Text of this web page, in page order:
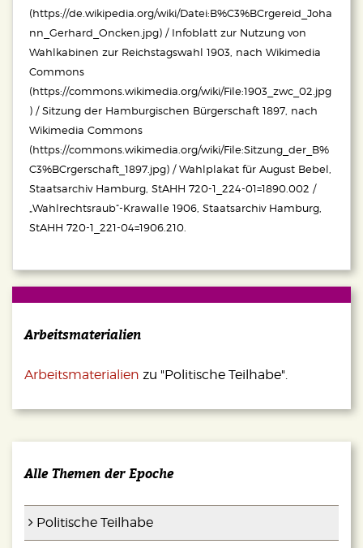
(https://de.wikipedia.org/wiki/Datei:B%C3%BCrgereid_Joha
nn_Gerhard_Oncken.jpg) / Infoblatt zur Nutzung von
Wahlkabinen zur Reichstagswahl 1903, nach Wikimedia
Commons
(https://commons.wikimedia.org/wiki/File:1903_zwc_02.jpg
) /Sitzung der Hamburgischen Bürgerschaft 1897, nach
Wikimedia Commons
(https://commons.wikimedia.org/wiki/File:Sitzung_der_B%
C3%BCrgerschaft_1897.jpg) /Wahlplakat für August Bebel,
Staatsarchiv Hamburg, StAHH 720-1_224-01=1890.002 /
„Wahlrechtsraub“-Krawalle 1906, Staatsarchiv Hamburg,
StAHH 720-1_221-04=1906.210.
Arbeitsmaterialien
Arbeitsmaterialien zu "Politische Teilhabe".
Alle Themen der Epoche
Politische Teilhabe